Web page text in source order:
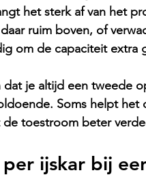
het sterk af van het
ruim boven, of
om de capaciteit extra
je altijd een tweede
Soms helpt
toestroom beter
ijskar bij